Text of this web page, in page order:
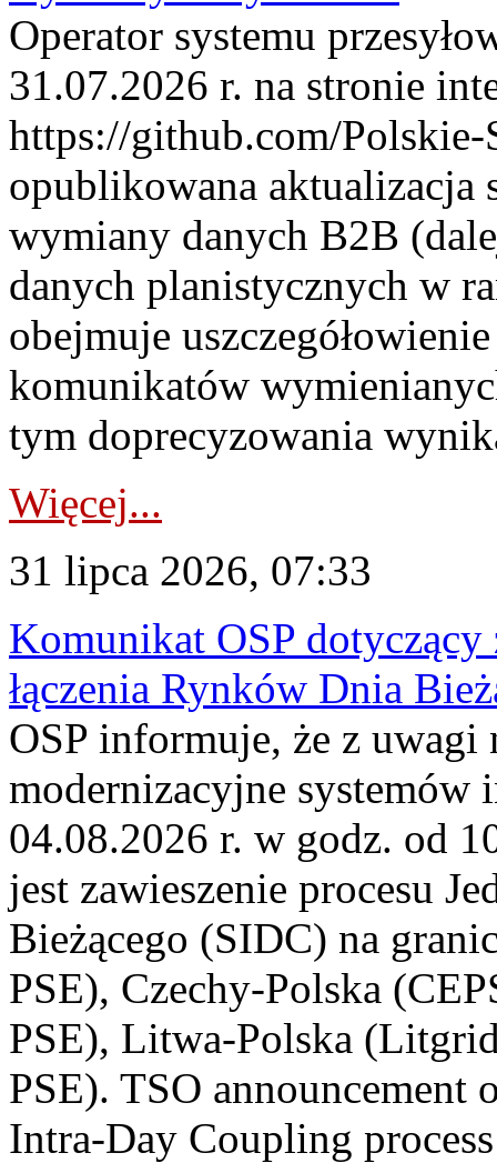
Operator systemu
31.07.2026 r. na stronie
https://github.com/Polskie-
opublikowana aktualizacja
wymiany danych B2B
danych planistycznych w
obejmuje
komunikatów
tym doprecyzowania
Więcej...
31 lipca 2026, 07:33
Komunikat OSP dotyczący
łączenia Rynków Dnia
OSP informuje, że z uwagi
modernizacyjne
04.08.2026 r. w godz. od
jest zawieszenie procesu
Bieżącego (SIDC) na
PSE), Czechy-Polska
PSE), Litwa-Polska
PSE). TSO announcement
Intra-Day Coupling